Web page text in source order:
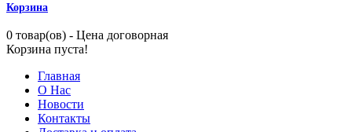
Корзина
0 товар(ов) - Цена договорная
Корзина пуста!
Главная
О Нас
Новости
Контакты